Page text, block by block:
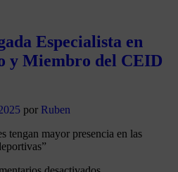
Especialista en
y Miembro del CEID
por Ruben
tengan mayor presencia en las